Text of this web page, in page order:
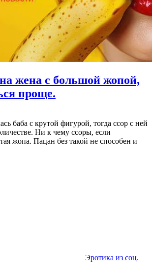
жена с большой жопой,
проще.
баба с крутой фигурой, тогда ссор с ней
Ни к чему ссоры, если
жопа. Пацан без такой не способен и
Эротика из соц.